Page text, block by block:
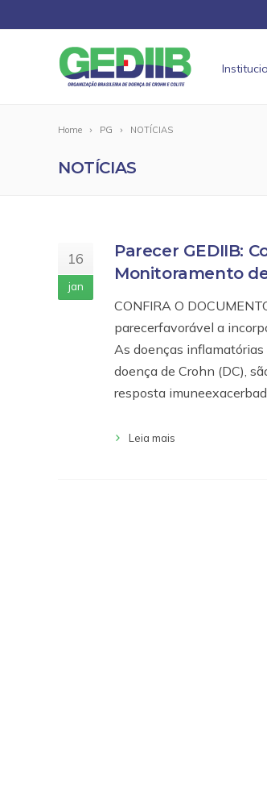
Home PG NOTÍCIAS
NOTÍCIAS
16
jan
Parecer GEDIIB:
Monitoramento
CONFIRA O
parecerfavorável a
As doenças
doença de Crohn (DC),
resposta
Leia mais